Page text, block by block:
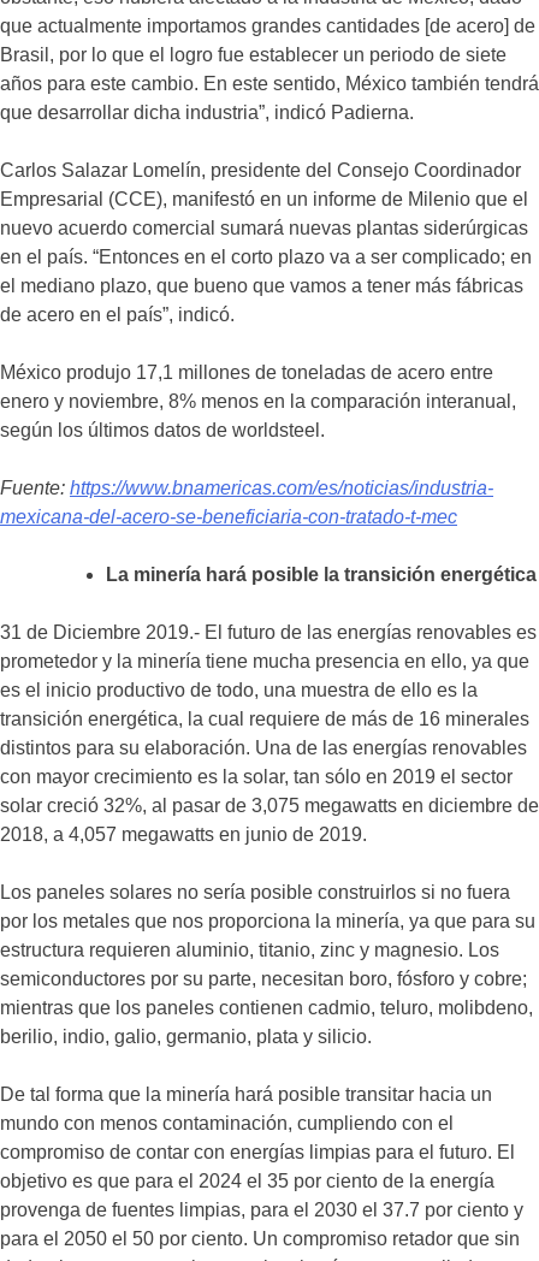
que actualmente importamos grandes cantidades [de acero] de
Brasil, por lo que el logro fue establecer un periodo de siete
años para este cambio. En este sentido, México también tendrá
que desarrollar dicha industria”, indicó Padierna.
Carlos Salazar Lomelín, presidente del Consejo Coordinador
Empresarial (CCE), manifestó en un informe de Milenio que el
nuevo acuerdo comercial sumará nuevas plantas siderúrgicas
en el país. “Entonces en el corto plazo va a ser complicado; en
el mediano plazo, que bueno que vamos a tener más fábricas
de acero en el país”, indicó.
México produjo 17,1 millones de toneladas de acero entre
enero y noviembre, 8% menos en la comparación interanual,
según los últimos datos de worldsteel.
Fuente: https://www.bnamericas.com/es/noticias/industria-
mexicana-del-acero-se-beneficiaria-con-tratado-t-mec
La minería hará posible la transición energética
31 de Diciembre 2019.- El futuro de las energías renovables es
prometedor y la minería tiene mucha presencia en ello, ya que
es el inicio productivo de todo, una muestra de ello es la
transición energética, la cual requiere de más de 16 minerales
distintos para su elaboración. Una de las energías renovables
con mayor crecimiento es la solar, tan sólo en 2019 el sector
solar creció 32%, al pasar de 3,075 megawatts en diciembre de
2018, a 4,057 megawatts en junio de 2019.
Los paneles solares no sería posible construirlos si no fuera
por los metales que nos proporciona la minería, ya que para su
estructura requieren aluminio, titanio, zinc y magnesio. Los
semiconductores por su parte, necesitan boro, fósforo y cobre;
mientras que los paneles contienen cadmio, teluro, molibdeno,
berilio, indio, galio, germanio, plata y silicio.
De tal forma que la minería hará posible transitar hacia un
mundo con menos contaminación, cumpliendo con el
compromiso de contar con energías limpias para el futuro. El
objetivo es que para el 2024 el 35 por ciento de la energía
provenga de fuentes limpias, para el 2030 el 37.7 por ciento y
para el 2050 el 50 por ciento. Un compromiso retador que sin